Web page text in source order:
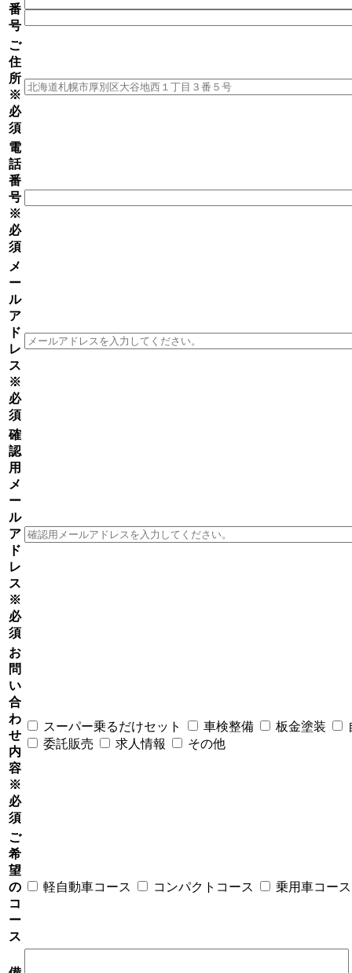
番
号
ご
住
所
※
必
須
電
話
番
号
※
必
須
メ
ー
ル
ア
ド
レ
ス
※
必
須
確
認
用
メ
ー
ル
ア
ド
レ
ス
※
必
須
お
問
い
合
わ
せ
内
容
※
必
須
スーパー乗るだけセット 車検整備 板金塗装
委託販売
求人情報 その他
ご
希
望
の
コ
ー
ス
軽自動車コース コンパクトコース 乗用車コース